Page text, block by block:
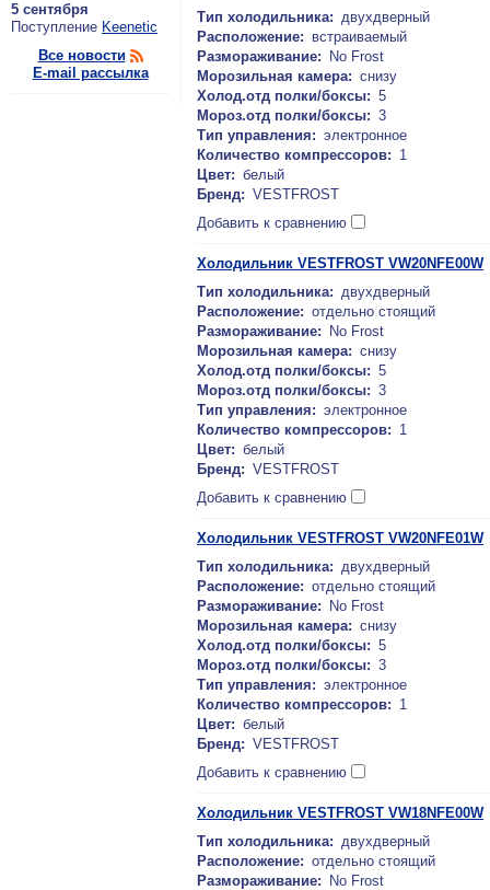
5 сентября
По­ступ­ле­ние Keenetic
Все новости
E-mail рассылка
Тип холодильника: двухдверный
Расположение: встраиваемый
Размораживание:
No Frost
Морозильная камера: снизу
Холод.отд полки/боксы: 5
Мороз.отд полки/боксы: 3
Тип управления: электронное
Количество компрессоров: 1
Цвет: белый
Бренд: VESTFROST
Добавить к сравнению
Холодильник VESTFROST VW20NFE00W
Тип холодильника: двухдверный
Расположение: отдельно стоящий
Размораживание:
No Frost
Морозильная камера: снизу
Холод.отд полки/боксы: 5
Мороз.отд полки/боксы: 3
Тип управления: электронное
Количество компрессоров: 1
Цвет: белый
Бренд: VESTFROST
Добавить к сравнению
Холодильник VESTFROST VW20NFE01W
Тип холодильника: двухдверный
Расположение: отдельно стоящий
Размораживание:
No Frost
Морозильная камера: снизу
Холод.отд полки/боксы: 5
Мороз.отд полки/боксы: 3
Тип управления: электронное
Количество компрессоров: 1
Цвет: белый
Бренд: VESTFROST
Добавить к сравнению
Холодильник VESTFROST VW18NFE00W
Тип холодильника: двухдверный
Расположение: отдельно стоящий
Размораживание:
No Frost